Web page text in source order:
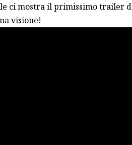
ci mostra il primissimo trailer
visione!